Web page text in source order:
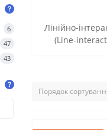
6
47
43
Лінійно-
(Line-